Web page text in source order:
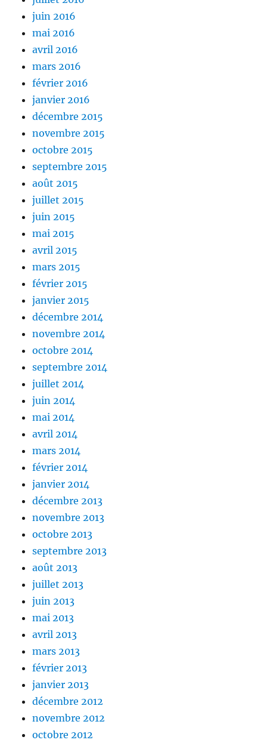
juin 2016
mai 2016
avril 2016
mars 2016
février 2016
janvier 2016
décembre 2015
novembre 2015
octobre 2015
septembre 2015
août 2015
juillet 2015
juin 2015
mai 2015
avril 2015
mars 2015
février 2015
janvier 2015
décembre 2014
novembre 2014
octobre 2014
septembre 2014
juillet 2014
juin 2014
mai 2014
avril 2014
mars 2014
février 2014
janvier 2014
décembre 2013
novembre 2013
octobre 2013
septembre 2013
août 2013
juillet 2013
juin 2013
mai 2013
avril 2013
mars 2013
février 2013
janvier 2013
décembre 2012
novembre 2012
octobre 2012